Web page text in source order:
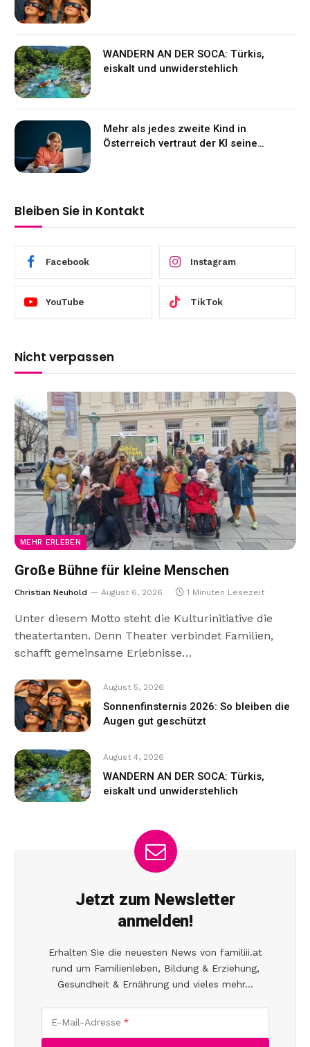
WANDERN AN DER SOCA: Türkis,
eiskalt und unwiderstehlich
Mehr als jedes zweite Kind in
Österreich vertraut der KI seine
Bleiben Sie in Kontakt
Facebook Instagram
YouTube TikTok
Nicht verpassen
MEHR ERLEBEN
Große Bühne für kleine Menschen
Christian Neuhold August 6, 2026 1 Minuten Lesezeit
Unter diesem Motto steht die Kulturinitiative die
theatertanten. Denn Theater verbindet Familien,
schafft gemeinsame Erlebnisse…
August 5, 2026
Sonnenfinsternis 2026: So bleiben die
Augen gut geschützt
August 4, 2026
WANDERN AN DER SOCA: Türkis,
eiskalt und unwiderstehlich
Jetzt zum Newsletter
anmelden!
Erhalten Sie die neuesten News von familiii.at
rund um Familienleben, Bildung & Erziehung,
Gesundheit & Ernährung und vieles mehr...
E-Mail-Adresse